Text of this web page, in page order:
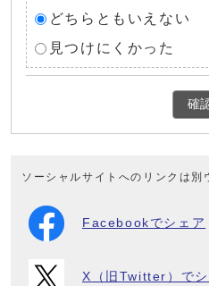
どちらともいえない
見つけにくかった
確
ソーシャルサイトへのリンクは別
Facebookでシェア
X（旧Twitter）でシ